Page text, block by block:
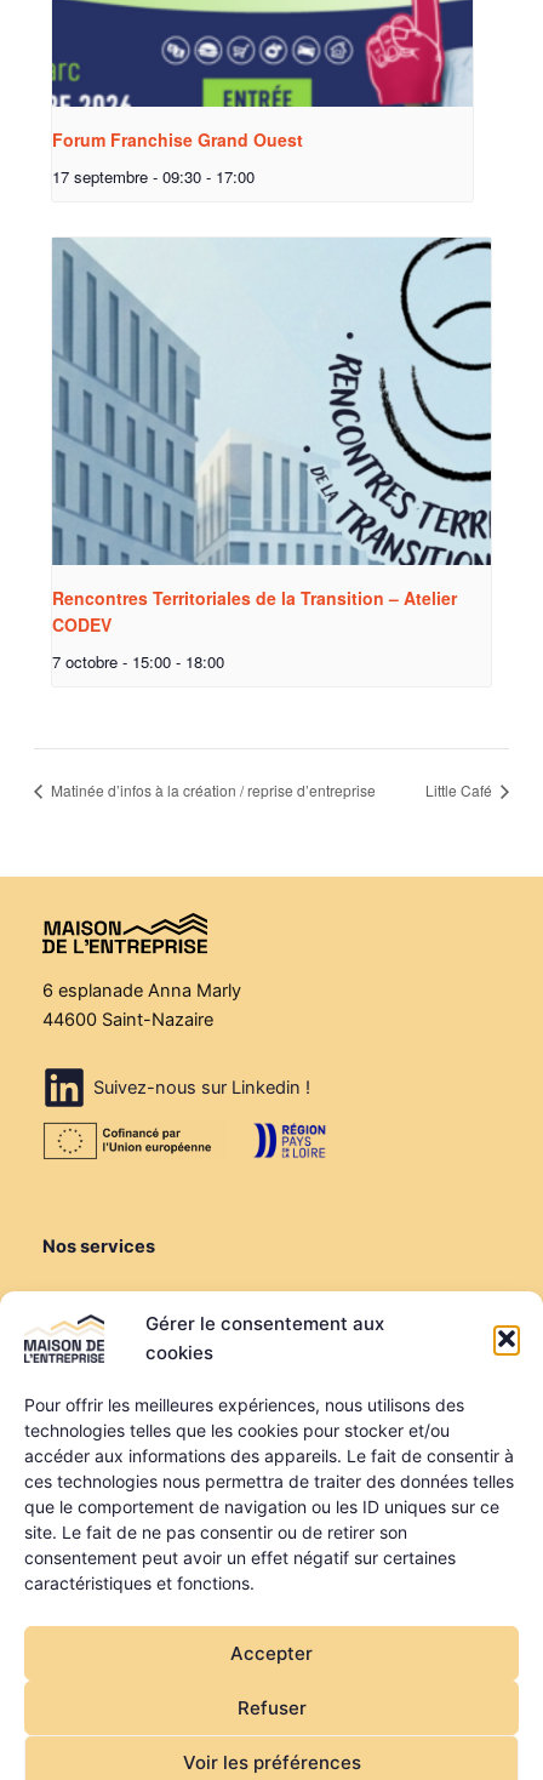
Gérer le consentement aux
cookies
Pour offrir les meilleures expériences, nous utilisons des
technologies telles que les cookies pour stocker et/ou
accéder aux informations des appareils. Le fait de consentir à
ces technologies nous permettra de traiter des données telles
que le comportement de navigation ou les ID uniques sur ce
site. Le fait de ne pas consentir ou de retirer son
consentement peut avoir un effet négatif sur certaines
caractéristiques et fonctions.
Accepter
Refuser
Voir les préférences
Forum Franchise Grand Ouest
17 septembre - 09:30 - 17:00
Rencontres Territoriales de la Transition – Atelier
CODEV
7 octobre - 15:00 - 18:00
Matinée d’infos à la création / reprise d’entreprise Little Café
6 esplanade Anna Marly
44600 Saint-Nazaire
Suivez-nous sur Linkedin !
Nos services
Louer une salle de réunion
Louer un bureau
Domiciliation
Informations
Mentions légales
Politique de confidentialité
Qui sommes-nous ?
Nos partenaires
La MDE a été financée dans le cadre du programme
Copyright © 2026 Maison de l'Entreprise | Site par